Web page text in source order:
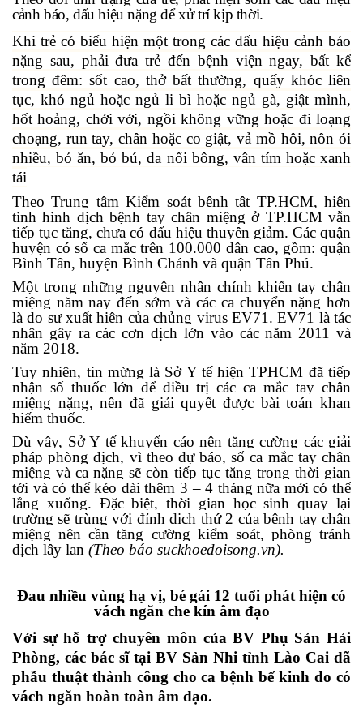
cảnh báo, dấu hiệu nặng để xử trí kịp thời.
Khi trẻ có biểu hiện một trong các dấu hiệu cảnh báo
nặng sau, phải đưa trẻ đến bệnh viện ngay, bất kể
trong đêm: sốt cao, thở bất thường, quấy khóc liên
tục, khó ngủ hoặc ngủ li bì hoặc ngủ gà, giật mình,
hốt hoảng, chới với, ngồi không vững hoặc đi loạng
choạng, run tay, chân hoặc co giật, vả mồ hôi, nôn ói
nhiều, bỏ ăn, bỏ bú, da nổi bông, vân tím hoặc xanh
tái
Theo Trung tâm Kiểm soát bệnh tật TP.HCM, hiện
tình hình dịch bệnh tay chân miệng ở TP.HCM vẫn
tiếp tục tăng, chưa có dấu hiệu thuyên giảm. Các quận
huyện có số ca mắc trên 100.000 dân cao, gồm: quận
Bình Tân, huyện Bình Chánh và quận Tân Phú.
Một trong những nguyên nhân chính khiến tay chân
miệng năm nay đến sớm và các ca chuyển nặng hơn
là do sự xuất hiện của chủng virus EV71. EV71 là tác
nhân gây ra các cơn dịch lớn vào các năm 2011 và
năm 2018.
Tuy nhiên, tin mừng là Sở Y tế hiện TPHCM đã tiếp
nhận số thuốc lớn để điều trị các ca mắc tay chân
miệng nặng, nên đã giải quyết được bài toán khan
hiếm thuốc.
Dù vậy, Sở Y tế khuyến cáo nên tăng cường các giải
pháp phòng dịch, vì theo dự báo, số ca mắc tay chân
miệng và ca nặng sẽ còn tiếp tục tăng trong thời gian
tới và có thể kéo dài thêm 3 – 4 tháng nữa mới có thể
lắng xuống. Đặc biệt, thời gian học sinh quay lại
trường sẽ trùng với đỉnh dịch thứ 2 của bệnh tay chân
miệng nên cần tăng cường kiểm soát, phòng tránh
dịch lây lan (Theo báo suckhoedoisong.vn).
Đau nhiều vùng hạ vị, bé gái 12 tuổi phát hiện có
vách ngăn che kín âm đạo
Với sự hỗ trợ chuyên môn của BV Phụ Sản Hải
Phòng, các bác sĩ tại BV Sản Nhi tỉnh Lào Cai đã
phẫu thuật thành công cho ca bệnh bế kinh do có
vách ngăn hoàn toàn âm đạo.